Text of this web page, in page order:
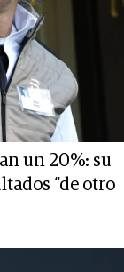
un 20%: su
“de otro